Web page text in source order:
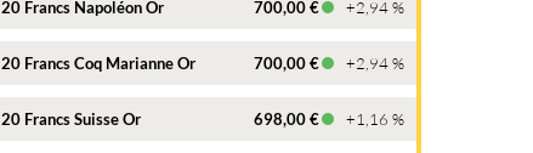
20 Francs Napoléon Or 700,00 € +2,94 %
20 Francs Coq Marianne Or 700,00 € +2,94 %
20 Francs Suisse Or 698,00 € +1,16 %